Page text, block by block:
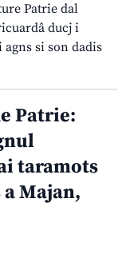
Patrie dal
ducj i
si son dadis
Patrie:
taramots
Majan,